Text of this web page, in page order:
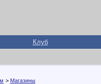
Клуб
> Магазины